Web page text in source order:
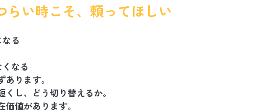
い時こそ、頼ってほしい
る
くなる
ります。
くし、どう切り替えるか。
値があります。